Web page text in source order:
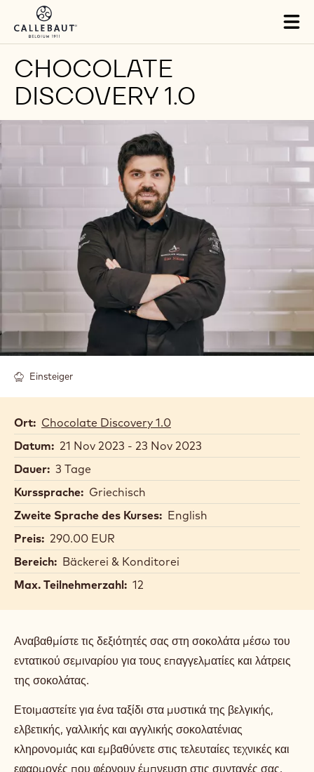
Skip to main content
CHOCOLATE
DISCOVERY 1.0
Einsteiger
Ort: Chocolate Discovery 1.0
Datum: 21 Nov 2023 - 23 Nov 2023
Dauer: 3 Tage
Kurssprache: Griechisch
Zweite Sprache des Kurses: English
Preis: 290.00 EUR
Bereich: Bäckerei & Konditorei
Max. Teilnehmerzahl: 12
Αναβαθμίστε τις δεξιότητές σας στη σοκολάτα μέσω του
εντατικού σεμιναρίου για τους επαγγελματίες και λάτρεις
της σοκολάτας.
Ετοιμαστείτε για ένα ταξίδι στα μυστικά της βελγικής,
ελβετικής, γαλλικής και αγγλικής σοκολατένιας
κληρονομιάς και εμβαθύνετε στις τελευταίες τεχνικές και
εφαρμογές που φέρνουν έμπνευση στις συνταγές σας.